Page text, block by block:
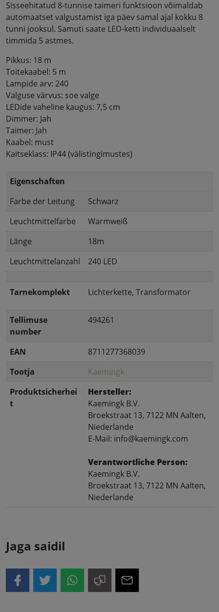
Sisseehitatud 8-tunnise taimeri funktsioon võimaldab
automaatset valgustamist iga päev samal ajal kokku 8
tunni jooksul. Samuti saate LED-ketti individuaalselt
timmida 5 astmes.
Pikkus: 18 m
Toitekaabel: 5 m
Lampide arv: 240
Valguse värvus: soe valge
LEDide vaheline kaugus: 7,5 cm
Dimmer: Jah
Taimer: Jah
Kaabel: must
Kaitseklass: IP44 (välistingimustes)
Eigenschaften
Farbe der Leitung
Schwarz
Leuchtmittelfarbe
Warmweiß
Länge
18m
Leuchtmittelanzahl
240 LED
Tarnekomplekt Lichterkette, Transformator
Tellimuse
number
494261
EAN
8711277368039
Tootja
Kaemingk
Produktsicherhei
t
Hersteller:
Kaemingk B.V.
Broekstraat 13, 7122 MN Aalten,
Niederlande
E-Mail: info@kaemingk.com
Verantwortliche Person:
Kaemingk B.V.
Broekstraat 13, 7122 MN Aalten,
Niederlande
Jaga saidil